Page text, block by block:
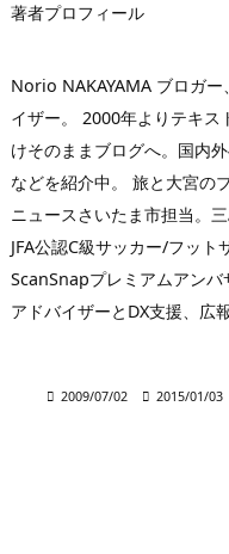
著者プロフィール
Norio NAKAYAMA ブロガ
イザー。 2000年よりテキス
けそのままブログへ。国内
などを紹介中。 旅と大宮の
ニュースさいたま市担当。
JFA公認C級サッカー/フット
ScanSnapプレミアムアン
アドバイザーとDX支援、広
 2009/07/02  2015/01/03